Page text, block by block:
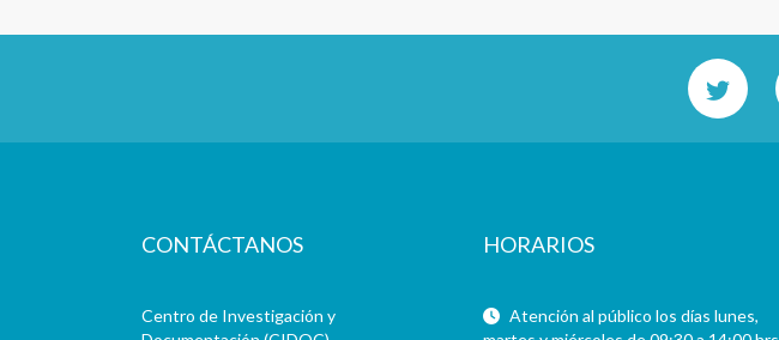
CONTÁCTANOS
Centro de Investigación y
HORARIOS
Atención al público los días lunes,